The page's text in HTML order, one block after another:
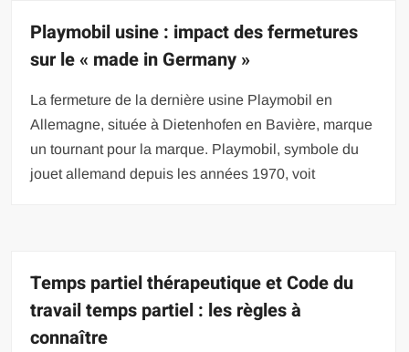
Playmobil usine : impact des fermetures
sur le « made in Germany »
La fermeture de la dernière usine Playmobil en
Allemagne, située à Dietenhofen en Bavière, marque
un tournant pour la marque. Playmobil, symbole du
jouet allemand depuis les années 1970, voit
Temps partiel thérapeutique et Code du
travail temps partiel : les règles à
connaître